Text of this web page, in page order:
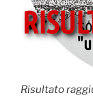
Risultato